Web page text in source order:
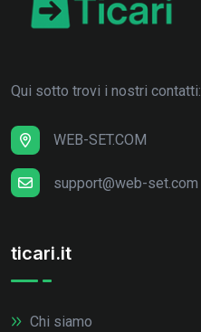
Qui sotto trovi i nostri contatti:
WEB-SET.COM
support@web-set.com
ticari.it
Chi siamo